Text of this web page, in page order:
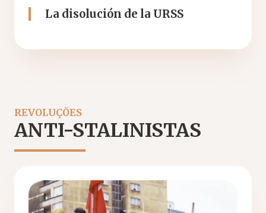
La disolución de la URSS
REVOLUÇÕES
ANTI-STALINISTAS